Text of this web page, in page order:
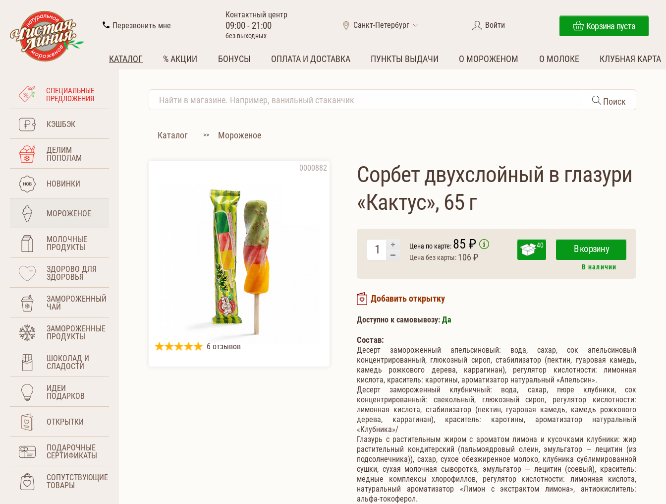
Перезвонить мне
Контактный центр
09:00 - 21:00
без выходных
Санкт-Петербург Войти Корзина пуста
КАТАЛОГ % АКЦИИ БОНУСЫ ОПЛАТА И ДОСТАВКА ПУНКТЫ ВЫДАЧИ О МОРОЖЕНОМ О МОЛОКЕ КЛУБНАЯ КАРТА
СПЕЦИАЛЬНЫЕ
ПРЕДЛОЖЕНИЯ
КЭШБЭК
ДЕЛИМ
ПОПОЛАМ
НОВИНКИ
МОРОЖЕНОЕ
МОЛОЧНЫЕ
ПРОДУКТЫ
ЗДОРОВО ДЛЯ
ЗДОРОВЬЯ
ЗАМОРОЖЕННЫЙ
ЧАЙ
ЗАМОРОЖЕННЫЕ
ПРОДУКТЫ
ШОКОЛАД И
СЛАДОСТИ
ИДЕИ
ПОДАРКОВ
ОТКРЫТКИ
ПОДАРОЧНЫЕ
СЕРТИФИКАТЫ
СОПУТСТВУЮЩИЕ
ТОВАРЫ
Поиск
Каталог >> Мороженое
0000882
6 отзывов
Сорбет двухслойный в глазури
«Кактус», 65 г
Цена по карте: 85 ₽
Цена без карты: 106 ₽
40 В корзину
В наличии
Добавить открытку
Доступно к самовывозу: Да
Состав:
Десерт замороженный апельсиновый: вода, сахар, сок апельсиновый
концентрированный, глюкозный сироп, стабилизатор (пектин, гуаровая камедь,
камедь рожкового дерева, каррагинан), регулятор кислотности: лимонная
кислота, краситель: каротины, ароматизатор натуральный «Апельсин».
Десерт замороженный клубничный: вода, сахар, пюре клубники, сок
концентрированный: свекольный, глюкозный сироп, регулятор кислотности:
лимонная кислота, стабилизатор (пектин, гуаровая камедь, камедь рожкового
дерева, каррагинан), краситель: каротины, ароматизатор натуральный
«Клубника»/
Глазурь с растительным жиром с ароматом лимона и кусочками клубники: жир
растительный кондитерский (пальмоядровый олеин, эмульгатор — лецитин (из
подсолнечника)), сахар, сухое обезжиренное молоко, клубника сублимированной
сушки, сухая молочная сыворотка, эмульгатор — лецитин (соевый), краситель:
медные комплексы хлорофиллов, регулятор кислотности: лимонная кислота,
натуральный ароматизатор «Лимон с экстрактом лимона», антиокислитель:
альфа-токоферол.